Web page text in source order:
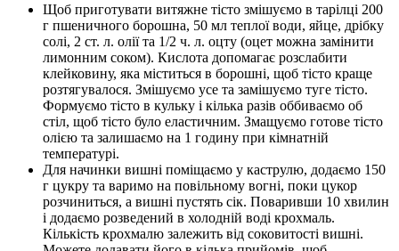
Щоб приготувати витяжне тісто змішуємо в тарілці 200
г пшеничного борошна, 50 мл теплої води, яйце, дрібку
солі, 2 ст. л. олії та 1/2 ч. л. оцту (оцет можна замінити
лимонним соком). Кислота допомагає розслабити
клейковину, яка міститься в борошні, щоб тісто краще
розтягувалося. Змішуємо усе та замішуємо туге тісто.
Формуємо тісто в кульку і кілька разів оббиваємо об
стіл, щоб тісто було еластичним. Змащуємо готове тісто
олією та залишаємо на 1 годину при кімнатній
температурі.
Для начинки вишні поміщаємо у каструлю, додаємо 150
г цукру та варимо на повільному вогні, поки цукор
розчиниться, а вишні пустять сік. Поваривши 10 хвилин
і додаємо розведений в холодній воді крохмаль.
Кількість крохмалю залежить від соковитості вишні.